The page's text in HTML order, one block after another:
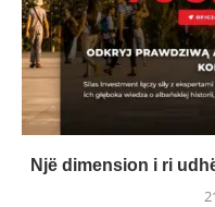
Një dimension i ri